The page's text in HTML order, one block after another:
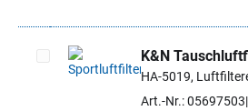
Artikel auswählen
K&N
HA-5019,
Art.-Nr.: 05697503